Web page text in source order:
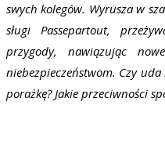
swych kolegów. Wyrusza w
sługi Passepartout,
przygody, nawiązując
niebezpieczeństwom. Czy
porażkę? Jakie przeciwności